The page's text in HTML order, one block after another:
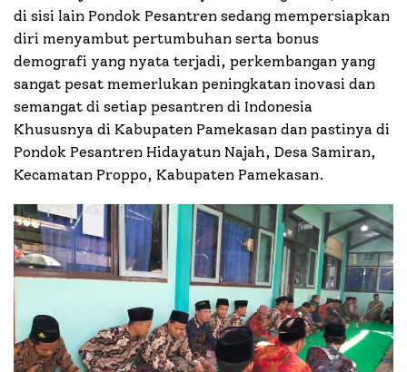
di sisi lain Pondok Pesantren sedang mempersiapkan
diri menyambut pertumbuhan serta bonus
demografi yang nyata terjadi, perkembangan yang
sangat pesat memerlukan peningkatan inovasi dan
semangat di setiap pesantren di Indonesia
Khususnya di Kabupaten Pamekasan dan pastinya di
Pondok Pesantren Hidayatun Najah, Desa Samiran,
Kecamatan Proppo, Kabupaten Pamekasan.